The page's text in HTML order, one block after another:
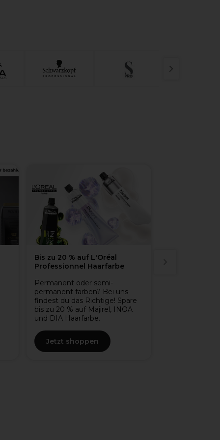
Bis zu 20 % auf L'Oréal
Professionnel Haarfarbe
Permanent oder semi-
permanent färben? Bei uns
findest du das Richtige! Spare
bis zu 20 % auf Majirel, INOA
und DIA Haarfarbe.
Jetzt shoppen
Kopfhaut mit den L'Oréal
Professionnel Serien. Kauf
oder mehr und spare 20